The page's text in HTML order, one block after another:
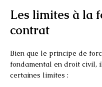
Les limites à la
contrat
Bien que le principe de
fondamental en droit civil,
certaines limites :